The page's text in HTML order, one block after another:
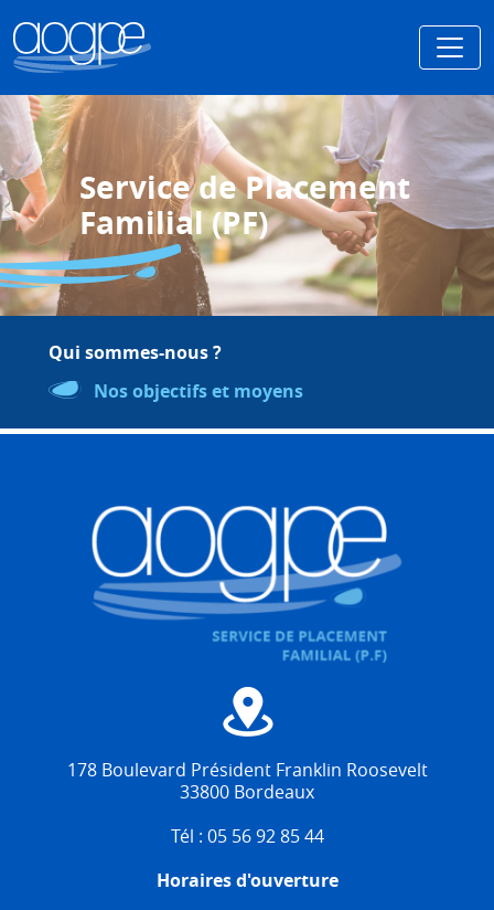
Service de Placement
Familial (PF)
Qui sommes-nous ?
Nos objectifs et moyens
178 Boulevard Président Franklin Roosevelt
33800 Bordeaux
Tél : 05 56 92 85 44
Horaires d'ouverture